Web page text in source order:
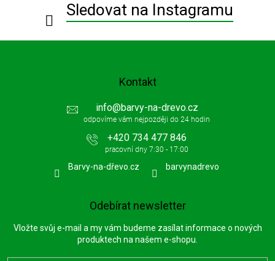
Sledovat na Instagramu
Kontakt
info@barvy-na-drevo.cz
+420 734 477 846
Barvy-na-dřevo.cz barvynadrevo
Odebírat newsletter
Vložte svůj e-mail a my vám budeme zasílat informace o nových
produktech na našem e-shopu.